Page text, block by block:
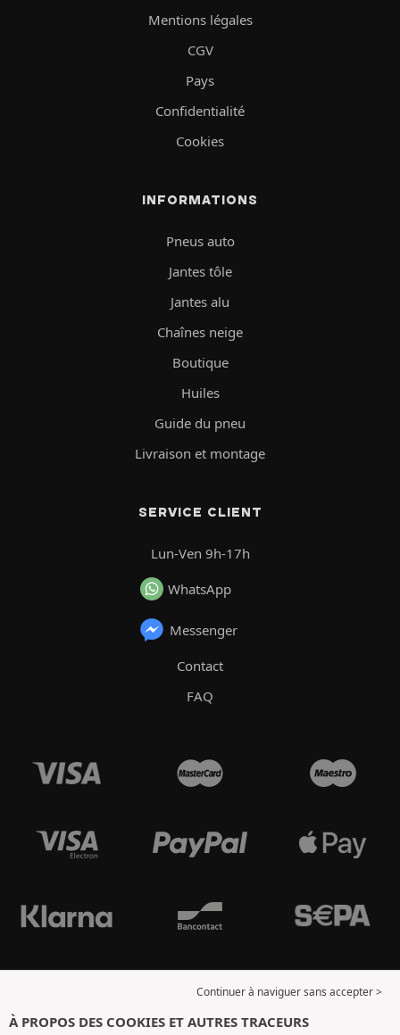
Mentions légales
CGV
Pays
Confidentialité
Cookies
INFORMATIONS
Pneus auto
Jantes tôle
Jantes alu
Chaînes neige
Boutique
Huiles
Guide du pneu
Livraison et montage
SERVICE CLIENT
Lun-Ven 9h-17h
WhatsApp
Messenger
Contact
FAQ
Continuer à naviguer sans accepter >
À PROPOS DES COOKIES ET AUTRES TRACEURS